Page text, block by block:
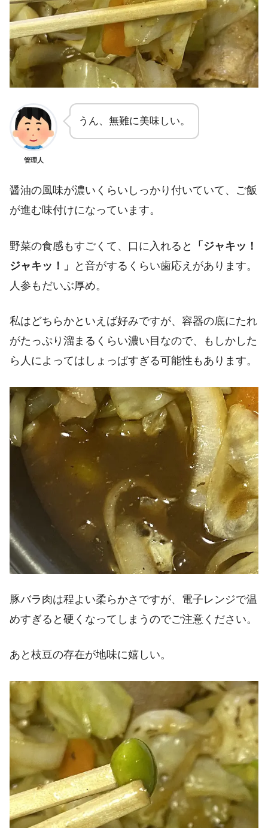
管理人
うん、無難に美味しい。
醤油の風味が濃いくらいしっかり付いていて、ご飯
が進む味付けになっています。
野菜の食感もすごくて、口に入れると
「ジャキッ！
ジャキッ！」
と音がするくらい歯応えがあります。
人参もだいぶ厚め。
私はどちらかといえば好みですが、容器の底にたれ
がたっぷり溜まるくらい濃い目なので、もしかした
ら人によってはしょっぱすぎる可能性もあります。
豚バラ肉は程よい柔らかさですが、電子レンジで温
めすぎると硬くなってしまうのでご注意ください。
あと枝豆の存在が地味に嬉しい。